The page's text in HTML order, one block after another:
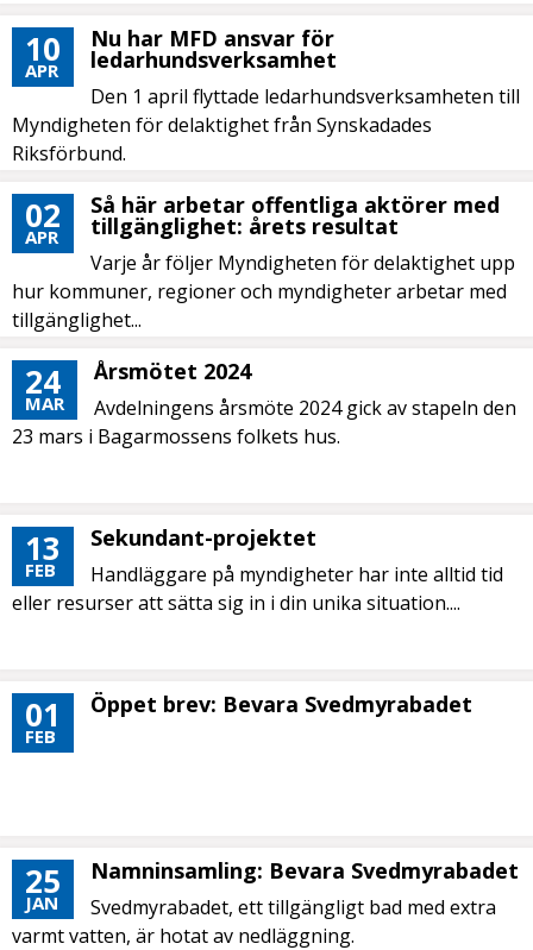
10
APR
Nu har MFD ansvar för
ledarhundsverksamhet
Den 1 april flyttade ledarhundsverksamheten till
Myndigheten för delaktighet från Synskadades
Riksförbund.
02
APR
Så här arbetar offentliga aktörer med
tillgänglighet: årets resultat
Varje år följer Myndigheten för delaktighet upp
hur kommuner, regioner och myndigheter arbetar med
tillgänglighet...
24
MAR
Årsmötet 2024
Avdelningens årsmöte 2024 gick av stapeln den
23 mars i Bagarmossens folkets hus.
13
FEB
Sekundant-projektet
Handläggare på myndigheter har inte alltid tid
eller resurser att sätta sig in i din unika situation....
01
FEB
Öppet brev: Bevara Svedmyrabadet
25
JAN
Namninsamling: Bevara Svedmyrabadet
Svedmyrabadet, ett tillgängligt bad med extra
varmt vatten, är hotat av nedläggning.